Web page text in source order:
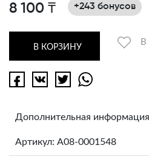
8 100 ₸ +243 бонусов
В КОРЗИНУ
В
Дополнительная информация
Артикул: A08-0001548